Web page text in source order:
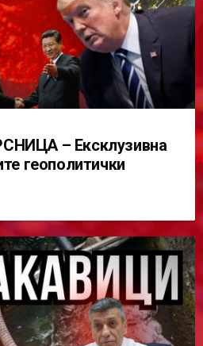
– Ексклузивна
геополитички